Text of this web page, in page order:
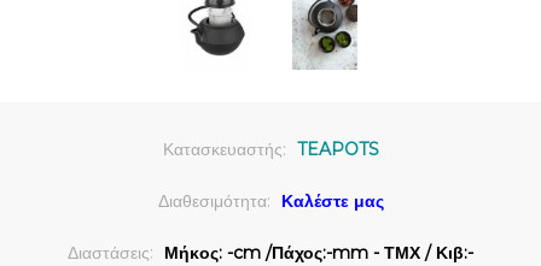
Κατασκευαστής: TEAPOTS
Διαθεσιμότητα: Καλέστε μας
Διαστάσεις:
Μήκος: -cm /Πάχος:-mm - ΤΜΧ / Κιβ:-